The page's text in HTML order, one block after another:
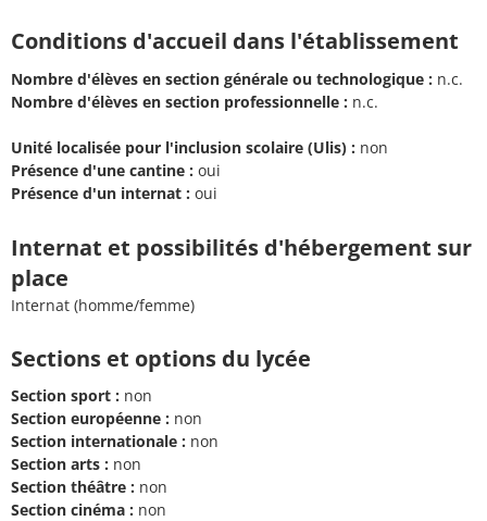
Conditions d'accueil dans l'établissement
Nombre d'élèves en section générale ou technologique : n.c.
Nombre d'élèves en section professionnelle : n.c.
Unité localisée pour l'inclusion scolaire (Ulis) : non
Présence d'une cantine : oui
Présence d'un internat : oui
Internat et possibilités d'hébergement sur
place
Internat (homme/femme)
Sections et options du lycée
Section sport : non
Section européenne : non
Section internationale : non
Section arts : non
Section théâtre : non
Section cinéma : non